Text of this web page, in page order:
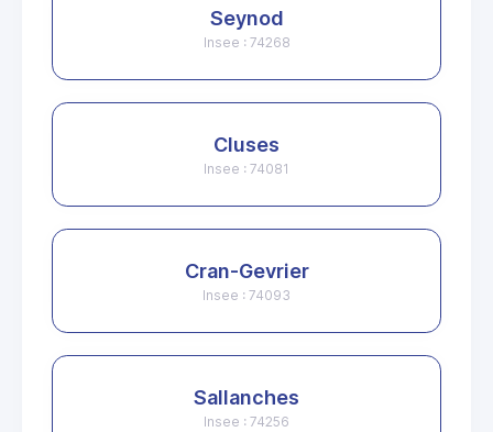
Seynod
Insee : 74268
Cluses
Insee : 74081
Cran-Gevrier
Insee : 74093
Sallanches
Insee : 74256